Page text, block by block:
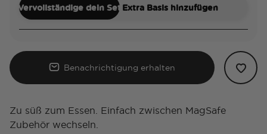
Vervollständige dein Set Extra Basis hinzufügen
Benachrichtigung erhalten
Zu süß zum Essen. Einfach zwischen MagSafe
Zubehör wechseln.